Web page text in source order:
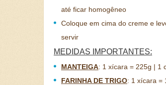
até ficar homogêneo
Coloque em cima do creme e
servir
MEDIDAS IMPORTANTES:
MANTEIGA: 1 xícara = 225g | 1
FARINHA DE TRIGO: 1 xícara =